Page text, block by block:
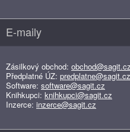
E-maily
Zásilkový obchod: obchod@sagit.cz
Předplatné ÚZ: predplatne@sagit.cz
Software: software@sagit.cz
Knihkupci: knihkupci@sagit.cz
Inzerce: inzerce@sagit.cz